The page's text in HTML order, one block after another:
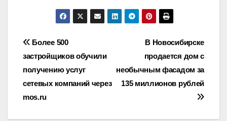
Навигация
по
записям
В Новосибирске
продается дом с
необычным фасадом за
135 миллионов рублей
Более 500
застройщиков обучили
получению услуг
сетевых компаний через
mos.ru